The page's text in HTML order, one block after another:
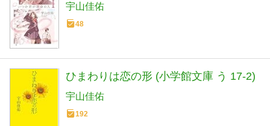
宇山佳佑
48
ひまわりは恋の形 (小学館文庫 う 17-2)
宇山佳佑
192